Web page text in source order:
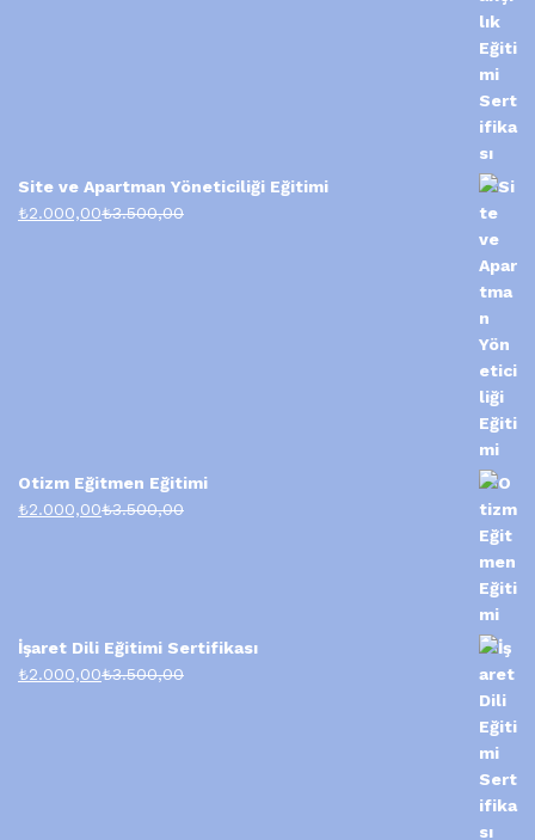
Site ve Apartman Yöneticiliği Eğitimi
₺2.000,00₺3.500,00
Otizm Eğitmen Eğitimi
₺2.000,00₺3.500,00
İşaret Dili Eğitimi Sertifikası
₺2.000,00₺3.500,00